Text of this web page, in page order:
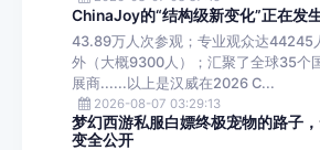
ChinaJoy的“结构级新变化”正在发
43.89万人次参观；专业观众达44245
外（大概9300人）；汇聚了全球35个
展商......以上是汉威在2026 C...
2026-08-07 03:29:13
梦幻西游私服白嫖终极宠物的路子
变全公开